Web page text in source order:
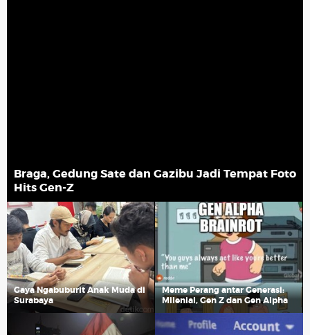
Braga, Gedung Sate dan Gazibu Jadi Tempat Foto
Hits Gen-Z
Gaya Ngabuburit Anak Muda di
Surabaya
Meme Perang antar Generasi:
Milenial, Gen Z dan Gen Alpha